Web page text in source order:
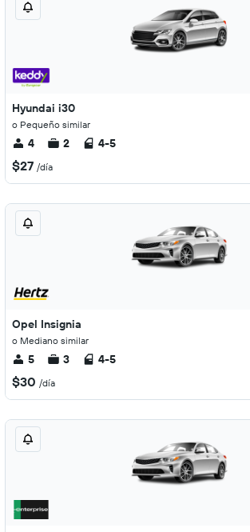
Hyundai i30
o Pequeño similar
4 2 4-5
$27 /día
Opel Insignia
o Mediano similar
5 3 4-5
$30 /día